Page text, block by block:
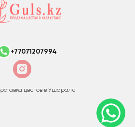
+77071207994
цветов в Ушарале